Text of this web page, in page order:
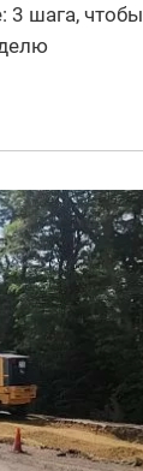
3 шага, чтобы